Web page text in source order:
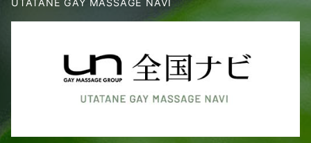
UTATANE GAY MASSAGE NAVI